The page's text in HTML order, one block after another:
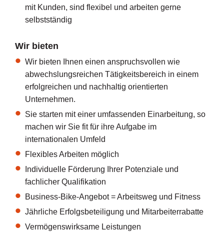
mit Kunden, sind flexibel und arbeiten gerne
selbstständig
Wir bieten
Wir bieten Ihnen einen anspruchsvollen wie
abwechslungsreichen Tätigkeitsbereich in einem
erfolgreichen und nachhaltig orientierten
Unternehmen.
Sie starten mit einer umfassenden Einarbeitung, so
machen wir Sie fit für ihre Aufgabe im
internationalen Umfeld
Flexibles Arbeiten möglich
Individuelle Förderung Ihrer Potenziale und
fachlicher Qualifikation
Business-Bike-Angebot = Arbeitsweg und Fitness
Jährliche Erfolgsbeteiligung und Mitarbeiterrabatte
Vermögenswirksame Leistungen